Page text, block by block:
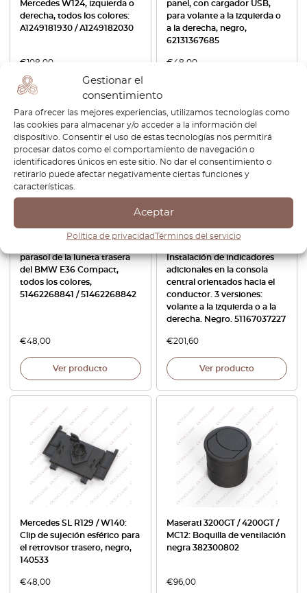
Gestionar el
consentimiento
Para ofrecer las mejores experiencias, utilizamos tecnologías como
las cookies para almacenar y/o acceder a la información del
dispositivo. Consentir el uso de estas tecnologías nos permitirá
procesar datos como el comportamiento de navegación o
identificadores únicos en este sitio. No dar el consentimiento o
retirarlo puede afectar negativamente ciertas funciones y
características.
Aceptar
Política de privacidadTérminos del servicio
Mercedes W124, izquierda o
derecha, todos los colores:
A1249181930 / A1249182030
€ 108,00
panel, con cargador USB,
para volante a la izquierda o
a la derecha, negro,
62131367685
€48,00
parasol de la luneta trasera
del BMW E36 Compact,
todos los colores,
51462268841 / 51462268842
€48,00
Ver producto
Instalación de indicadores
adicionales en la consola
central orientados hacia el
conductor. 3 versiones:
volante a la izquierda o a la
derecha. Negro. 51167037227
€201,60
Ver producto
Mercedes SL R129 / W140:
Clip de sujeción esférico para
el retrovisor trasero, negro,
140533
€48,00
Maserati 3200GT / 4200GT /
MC12: Boquilla de ventilación
negra 382300802
€96,00